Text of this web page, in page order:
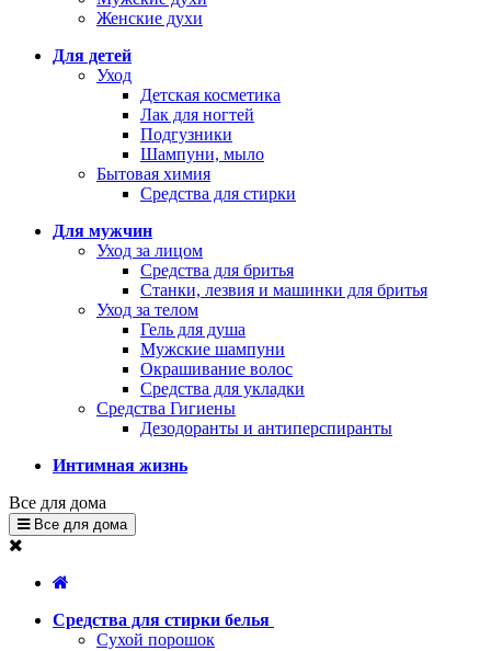
Женские духи
Для детей
Уход
Детская косметика
Лак для ногтей
Подгузники
Шампуни, мыло
Бытовая химия
Средства для стирки
Для мужчин
Уход за лицом
Средства для бритья
Станки, лезвия и машинки для бритья
Уход за телом
Гель для душа
Мужские шампуни
Окрашивание волос
Средства для укладки
Средства Гигиены
Дезодоранты и антиперспиранты
Интимная жизнь
Все для дома
Все для дома
Средства для стирки белья
Сухой порошок